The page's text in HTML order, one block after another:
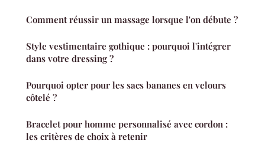
Comment réussir un massage lorsque l'on débute ?
Style vestimentaire gothique : pourquoi l'intégrer
dans votre dressing ?
Pourquoi opter pour les sacs bananes en velours
côtelé ?
Bracelet pour homme personnalisé avec cordon :
les critères de choix à retenir